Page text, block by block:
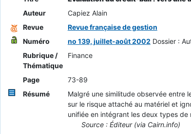
Auteur
Capiez Alain
Revue
Revue française de gestion
Numéro
no 139, juillet-août 2002 Dossier :
Rubrique /
Thématique
Finance
Page
73-89
Résumé
Malgré une similitude observée entre
sur le risque attaché au matériel et
unifiée en intégrant les deux types
Source : Éditeur (via Cairn.info)